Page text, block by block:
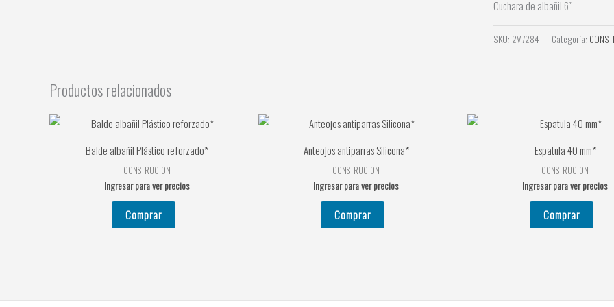
Cuchara de albañil 6″
SKU: 2V7284 Categoría:
Productos relacionados
Balde albañil Plástico reforzado*
CONSTRUCION
Ingresar para ver precios
Comprar
Anteojos antiparras Silicona*
CONSTRUCION
Ingresar para ver precios
Comprar
Espatula 40 mm*
CONSTRUCION
Ingresar para ver precios
Comprar